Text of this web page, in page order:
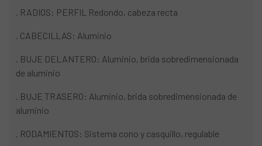
. RADIOS: PERFIL Redondo, cabeza recta
. CABECILLAS: Aluminio
. BUJE DELANTERO: Aluminio, brida sobredimensionada
de aluminio
. BUJE TRASERO: Aluminio, brida sobredimensionada de
aluminio
. RODAMIENTOS: Sistema cono y casquillo, regulable